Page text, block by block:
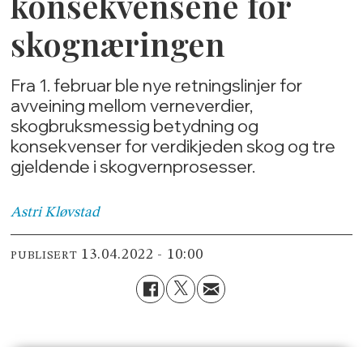
skognæringen
Fra 1. februar ble nye retningslinjer for
avveining mellom verneverdier,
skogbruksmessig betydning og
konsekvenser for verdikjeden skog og tre
gjeldende i skogvernprosesser.
Astri Kløvstad
PUBLISERT 13.04.2022 - 10:00